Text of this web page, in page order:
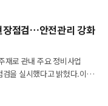
장점검…안전관리 강화
재로 관내 주요 정비사업
을 실시했다고 밝혔다.이번
계기로 주요 정비사업